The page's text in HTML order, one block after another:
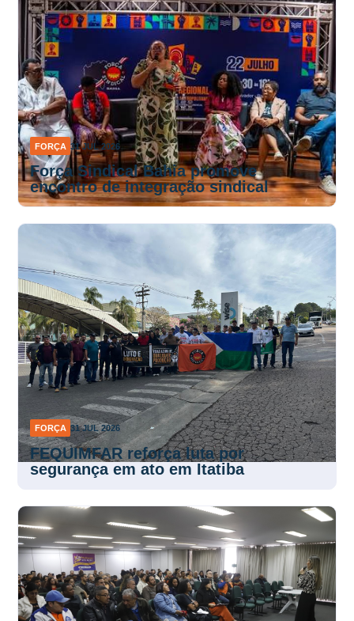
FORÇA 31 JUL 2026
Força Sindical Bahia promove
encontro de integração sindical
FORÇA 31 JUL 2026
FEQUIMFAR reforça luta por
segurança em ato em Itatiba